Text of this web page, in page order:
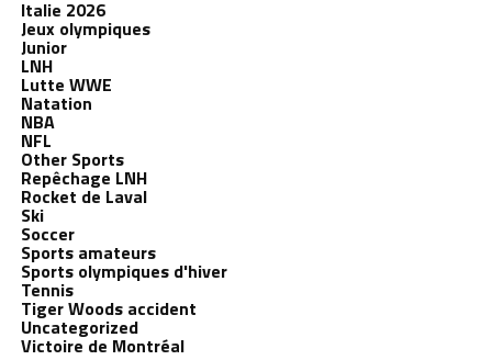
Italie 2026
Jeux olympiques
Junior
LNH
Lutte WWE
Natation
NBA
NFL
Other Sports
Repêchage LNH
Rocket de Laval
Ski
Soccer
Sports amateurs
Sports olympiques d'hiver
Tennis
Tiger Woods accident
Uncategorized
Victoire de Montréal